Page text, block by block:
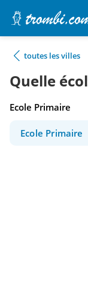
toutes les villes
Quelle
Ecole Primaire
Ecole Primaire